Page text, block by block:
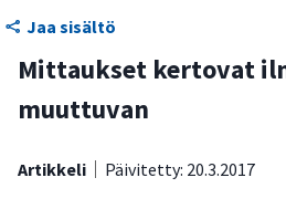
Routa ja lumi ovat vähenemässä
Valtamerten vesi on lämmennyt
Alailmakehässä on enemmän
vähentyneet
Jaa sisältö
Mittaukset kertovat
muuttuvan
Artikkeli Päivitetty: 20.3.2017